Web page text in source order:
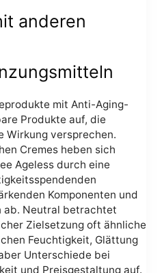
anderen
mit Anti-Aging-
Produkte auf, die
Wirkung versprechen.
Cremes heben sich
Ageless durch eine
Komponenten und
ab. Neutral betrachtet
Zielsetzung oft ähnliche
Feuchtigkeit, Glättung
Unterschiede bei
und Preisgestaltung auf.